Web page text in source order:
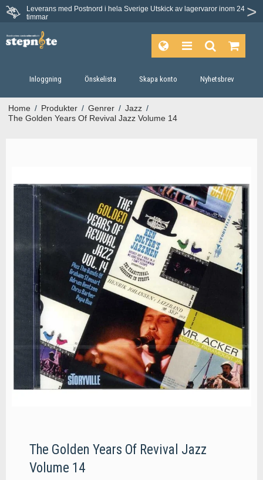
Leverans med Postnord i hela Sverige Utskick av lagervaror inom 24
timmar
Du har 30 dagars ångerrätt.
Inloggning Önskelista Skapa konto Nyhetsbrev
Home / Produkter / Genrer / Jazz /
The Golden Years Of Revival Jazz Volume 14
The Golden Years Of Revival Jazz
Volume 14